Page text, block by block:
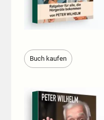
Buch kaufen